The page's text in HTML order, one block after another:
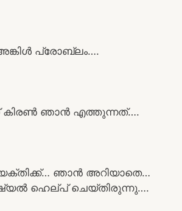
പ്രോബ്ലം….
കിരൺ ഞാൻ എത്തുന്നത്….
ഞാൻ അറിയാതെ…
ഹെല്പ് ചെയ്തിരുന്നു….